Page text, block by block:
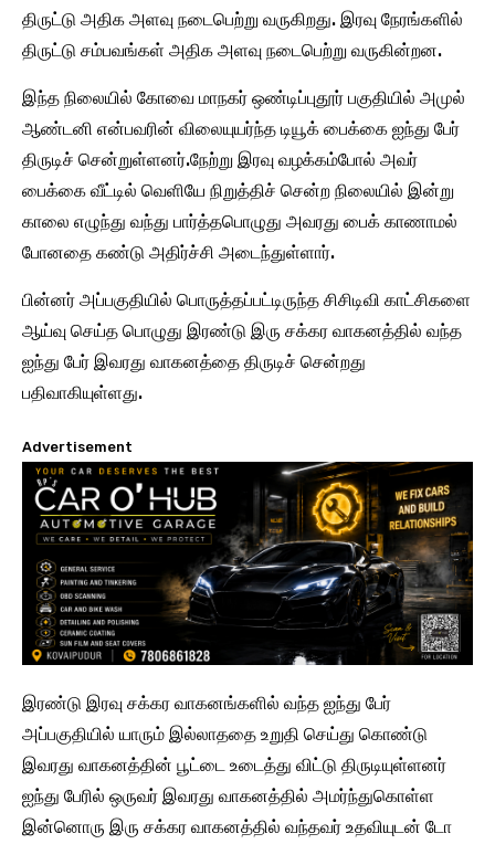
திருட்டு அதிக அளவு நடைபெற்று வருகிறது. இரவு நேரங்களில்
திருட்டு சம்பவங்கள் அதிக அளவு நடைபெற்று வருகின்றன.
இந்த நிலையில் கோவை மாநகர் ஒண்டிப்புதூர் பகுதியில் அமுல்
ஆண்டனி என்பவரின் விலையுயர்ந்த டியூக் பைக்கை ஐந்து பேர்
திருடிச் சென்றுள்ளனர்.நேற்று இரவு வழக்கம்போல் அவர்
பைக்கை வீட்டில் வெளியே நிறுத்திச் சென்ற நிலையில் இன்று
காலை எழுந்து வந்து பார்த்தபொழுது அவரது பைக் காணாமல்
போனதை கண்டு அதிர்ச்சி அடைந்துள்ளார்.
பின்னர் அப்பகுதியில் பொருத்தப்பட்டிருந்த சிசிடிவி காட்சிகளை
ஆய்வு செய்த பொழுது இரண்டு இரு சக்கர வாகனத்தில் வந்த
ஐந்து பேர் இவரது வாகனத்தை திருடிச் சென்றது
பதிவாகியுள்ளது.
Advertisement
இரண்டு இரவு சக்கர வாகனங்களில் வந்த ஐந்து பேர்
அப்பகுதியில் யாரும் இல்லாததை உறுதி செய்து கொண்டு
இவரது வாகனத்தின் பூட்டை உடைத்து விட்டு திருடியுள்ளனர்
ஐந்து பேரில் ஒருவர் இவரது வாகனத்தில் அமர்ந்துகொள்ள
இன்னொரு இரு சக்கர வாகனத்தில் வந்தவர் உதவியுடன் டோ